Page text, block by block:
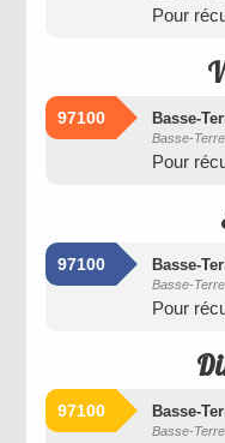
Pour
97100 Basse-
Basse-Terre
Pour
97100 Basse-
Basse-Terre
Pour
97100 Basse-
Basse-Terre